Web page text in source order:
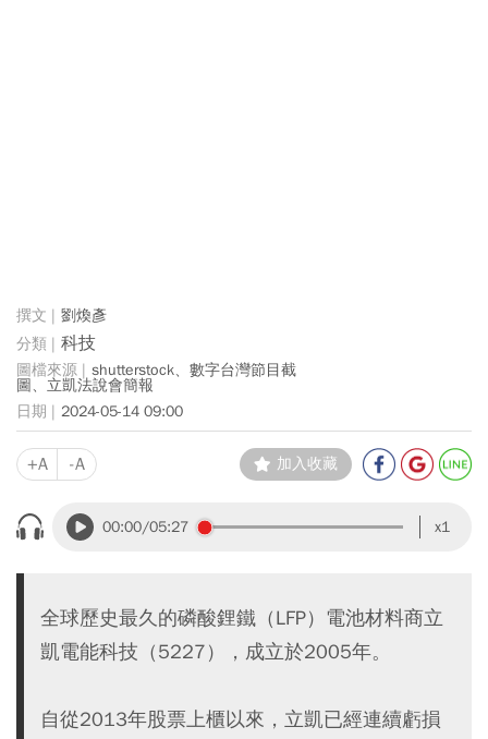
劉煥彥
科技
shutterstock、數字台灣節目截
圖、立凱法說會簡報
2024-05-14 09:00
+A -A 加入收藏
00:00/05:27 x1
全球歷史最久的磷酸鋰鐵（LFP）電池材料商立
凱電能科技（5227），成立於2005年。
自從2013年股票上櫃以來，立凱已經連續虧損